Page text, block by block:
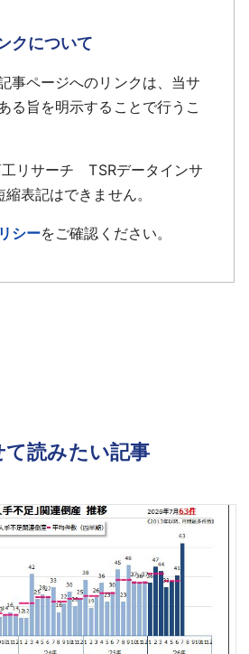
クについて
事ページへのリンクは、当サ
る旨を明示することで行うこ
リサーチ TSRデータインサ
表記はできません。
シーをご確認ください。
て読みたい記事